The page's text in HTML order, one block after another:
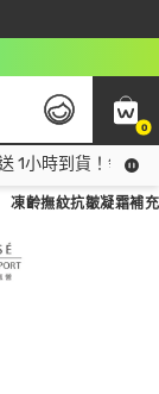
0
1小時到貨！領神
凍齡撫紋抗皺凝霜補